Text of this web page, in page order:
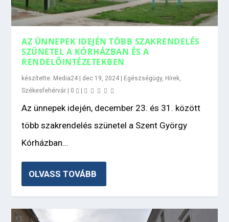
AZ ÜNNEPEK IDEJÉN TÖBB SZAKRENDELÉS
SZÜNETEL A KÓRHÁZBAN ÉS A
RENDELŐINTÉZETEKBEN
készítette: Media24 | dec 19, 2024 | Egészségügy, Hírek
Székesfehérvár | 0 |
Az ünnepek idején, december 23. és 31. között
több szakrendelés szünetel a Szent György
Kórházban...
OLVASS TOVÁBB